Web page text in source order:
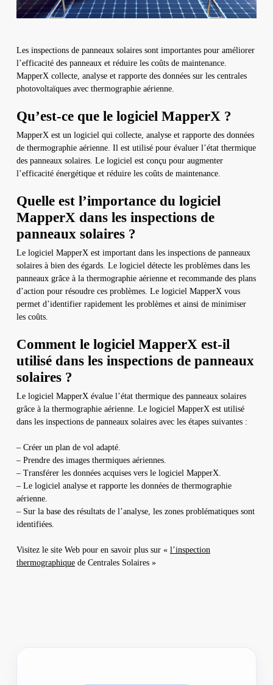
Les inspections de panneaux solaires sont importantes pour améliorer
l’efficacité des panneaux et réduire les coûts de maintenance.
MapperX collecte, analyse et rapporte des données sur les centrales
photovoltaïques avec thermographie aérienne.
Qu’est-ce que le logiciel MapperX ?
MapperX est un logiciel qui collecte, analyse et rapporte des données
de thermographie aérienne. Il est utilisé pour évaluer l’état thermique
des panneaux solaires. Le logiciel est conçu pour augmenter
l’efficacité énergétique et réduire les coûts de maintenance.
Quelle est l’importance du logiciel
MapperX dans les inspections de
panneaux solaires ?
Le logiciel MapperX est important dans les inspections de panneaux
solaires à bien des égards. Le logiciel détecte les problèmes dans les
panneaux grâce à la thermographie aérienne et recommande des plans
d’action pour résoudre ces problèmes. Le logiciel MapperX vous
permet d’identifier rapidement les problèmes et ainsi de minimiser
les coûts.
Comment le logiciel MapperX est-il
utilisé dans les inspections de panneaux
solaires ?
Le logiciel MapperX évalue l’état thermique des panneaux solaires
grâce à la thermographie aérienne. Le logiciel MapperX est utilisé
dans les inspections de panneaux solaires avec les étapes suivantes :
– Créer un plan de vol adapté.
– Prendre des images thermiques aériennes.
– Transférer les données acquises vers le logiciel MapperX.
– Le logiciel analyse et rapporte les données de thermographie
aérienne.
– Sur la base des résultats de l’analyse, les zones problématiques sont
identifiées.
Visitez le site Web pour en savoir plus sur « l’inspection
thermographiquede Centrales Solaires »